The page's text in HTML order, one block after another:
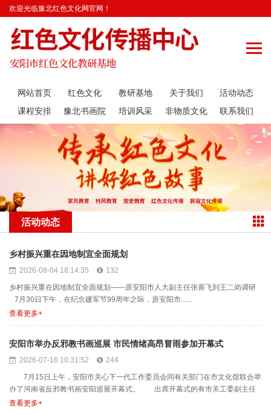
欢迎光临豫北红色文化网官网！
网站首页 红色文化 教研基地 关于我们
活动动态
课程安排
豫北书画院 培训风采
非物质文化
遗产传承
联系我们
活动动态
乡村振兴重在因地制宜全面规划
2026-08-04 18:14:35
132
乡村振兴重在因地制宜全面规划——原安阳市人大副主任张善飞到王二岗调研
7月30日下午，在纪念建军节99周年之际，原安阳市......
查看更多+
安阳市举办反邪教书画巡展 市民情绪高昂冒雨参加开幕式
2026-07-16 10:31:52
244
7月15日上午，安阳市关心下一代工作委员会同有关部门在市文化馆联合举
办了河南省反邪教书画安阳巡展开幕式。 出席开幕式的有市关工委副主任
王素梅、市五老专家服......
查看更多+